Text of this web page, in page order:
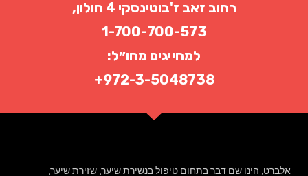
רחוב זאב ז'בוטינסקי 4 חולון,
1-700-700-573
למחייגים מחו״ל:
972-3-5048738+
אלברט, הינו שם דבר בתחום טיפול בנשירת שיער, שזירת שיער,
font_download סמן קישורים
לאפס
את
האפשרויות
cached
הצהרת נגישות